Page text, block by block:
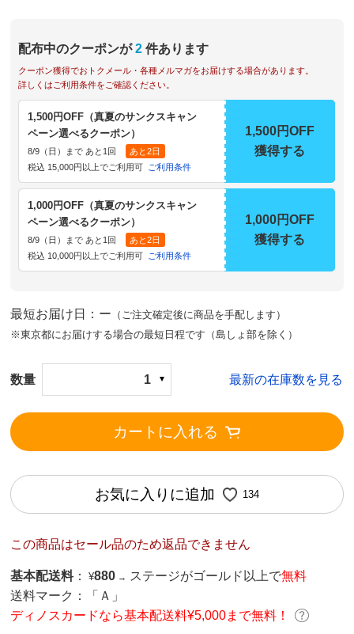
配布中のクーポンが 2 件あります
クーポン獲得でおトクメール・各種メルマガをお届けする場合があります。
詳しくはご利用条件をご確認ください。
1,500円OFF（真夏のサンクスキャン
ペーン選べるクーポン）
8/9（日）まで あと1回
あと2日
税込 15,000円以上でご利用可
ご利用条件
1,500円OFF
獲得する
1,000円OFF（真夏のサンクスキャン
ペーン選べるクーポン）
8/9（日）まで あと1回
あと2日
税込 10,000円以上でご利用可
ご利用条件
1,000円OFF
獲得する
最短お届け日：ー （ご注文確定後に商品を手配します）
※東京都にお届けする場合の最短日程です（島しょ部を除く）
数量 1 最新の在庫数を見る
カートに入れる
お気に入りに追加 134
この商品はセール品のため返品できません
基本配送料 ： ¥880 → ステージがゴールド以上で無料
送料マーク：
「Ａ」
ディノスカードなら基本配送料¥5,000まで無料！